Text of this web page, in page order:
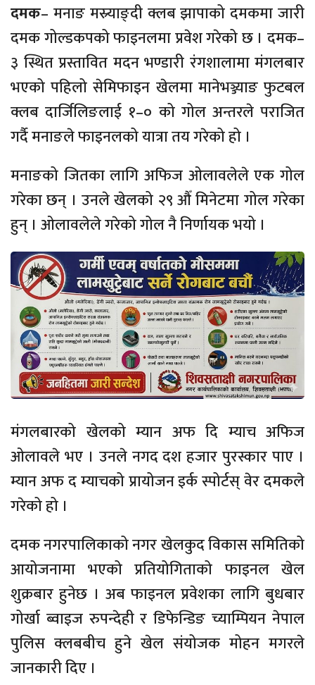
दमक– मनाङ मस्र्याङ्दी क्लब झापाको दमकमा जारी
दमक गोल्डकपको फाइनलमा प्रवेश गरेको छ । दमक–
३ स्थित प्रस्तावित मदन भण्डारी रंगशालामा मंगलबार
भएको पहिलो सेमिफाइन खेलमा मानेभञ्ज्याङ फुटबल
क्लब दार्जिलिङलाई १–० को गोल अन्तरले पराजित
गर्दै मनाङले फाइनलको यात्रा तय गरेको हो ।
मनाङको जितका लागि अफिज ओलावलेले एक गोल
गरेका छन् । उनले खेलको २९ औँ मिनेटमा गोल गरेका
हुन् । ओलावलेले गरेको गोल नै निर्णायक भयो ।
मंगलबारको खेलको म्यान अफ दि म्याच अफिज
ओलावले भए । उनले नगद दश हजार पुरस्कार पाए ।
म्यान अफ द म्याचको प्रायोजन इर्क स्पोर्टस् वेर दमकले
गरेको हो ।
दमक नगरपालिकाको नगर खेलकुद विकास समितिको
आयोजनामा भएको प्रतियोगिताको फाइनल खेल
शुक्रबार हुनेछ । अब फाइनल प्रवेशका लागि बुधबार
गोर्खा ब्वाइज रुपन्देही र डिफेन्डिङ च्याम्पियन नेपाल
पुलिस क्लबबीच हुने खेल संयोजक मोहन मगरले
जानकारी दिए ।